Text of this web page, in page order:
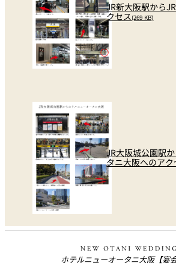
JR新大阪駅から
クセス(269 KB)
JR大阪城公園駅
タニ大阪へのアク
ホテルニューオータニ大阪【宴